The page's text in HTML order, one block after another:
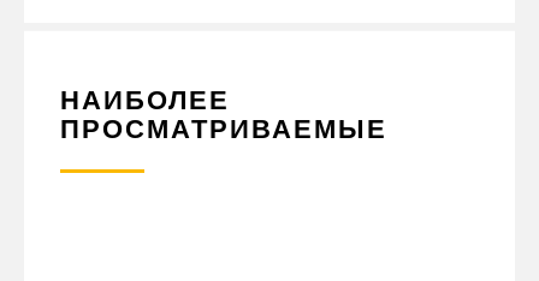
НАИБОЛЕЕ
ПРОСМАТРИВАЕМЫЕ